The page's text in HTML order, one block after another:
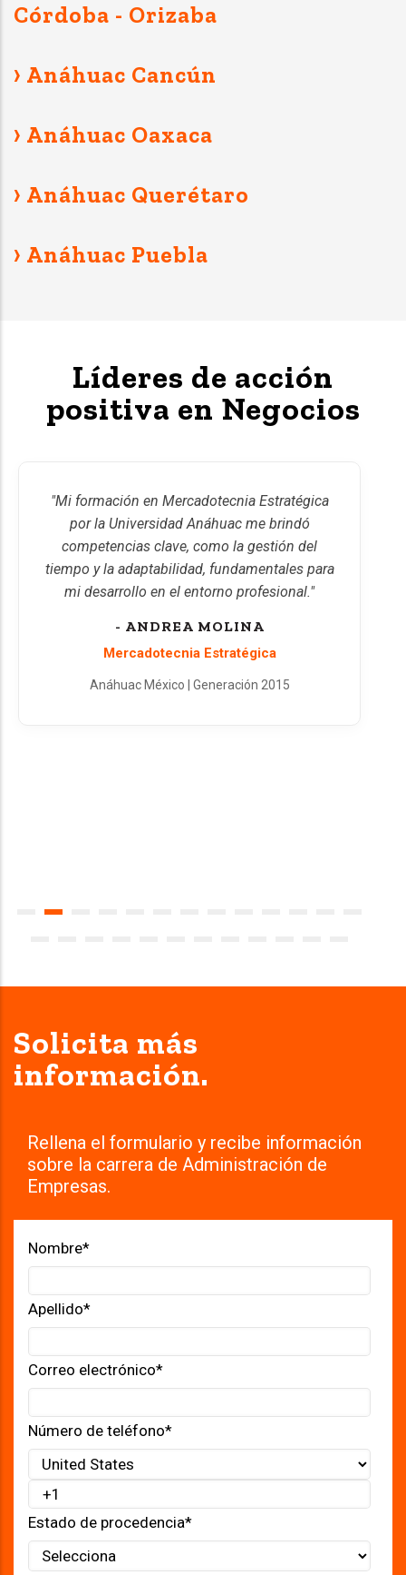
Córdoba - Orizaba
› Anáhuac Cancún
› Anáhuac Oaxaca
› Anáhuac Querétaro
› Anáhuac Puebla
Líderes de acción
positiva en Negocios
"Mi formación en Mercadotecnia Estratégica
por la Universidad Anáhuac me brindó
competencias clave, como la gestión del
tiempo y la adaptabilidad, fundamentales para
mi desarrollo en el entorno profesional."
- ANDREA MOLINA
Mercadotecnia Estratégica
Anáhuac México | Generación 2015
Solicita más
información.
Rellena el formulario y recibe información
sobre la carrera de Administración de
Empresas.
Nombre*
Apellido*
Correo electrónico*
Número de teléfono*
Estado de procedencia*